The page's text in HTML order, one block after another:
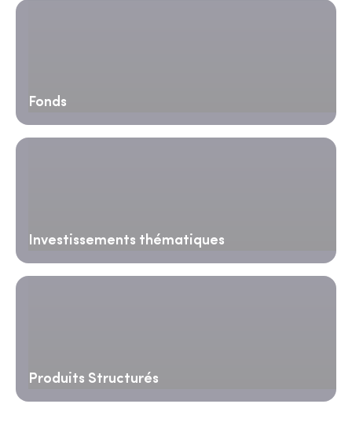
Fonds
Investissements thématiques
Produits Structurés